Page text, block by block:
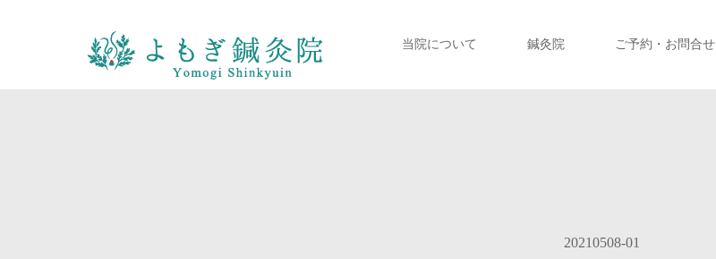
当院について 鍼灸院 ご予約・お問合せ
20210508-01